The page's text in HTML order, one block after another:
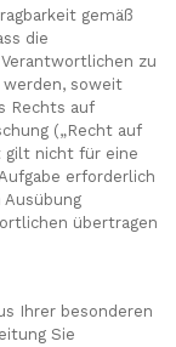
gemäß
die
zu
soweit
Rechts auf
(„Recht auf
gilt nicht für eine
erforderlich
übertragen
Ihrer besonderen
Sie